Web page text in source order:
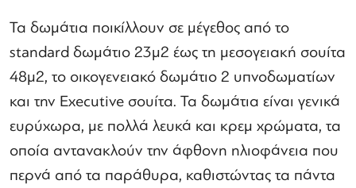
Τα δωμάτια ποικίλλουν σε μέγεθος από το
standard δωμάτιο 23μ2 έως τη μεσογειακή σουίτα
48μ2, το οικογενειακό δωμάτιο 2 υπνοδωματίων
και την Executive σουίτα. Τα δωμάτια είναι γενικά
ευρύχωρα, με πολλά λευκά και κρεμ χρώματα, τα
οποία αντανακλούν την άφθονη ηλιοφάνεια που
περνά από τα παράθυρα, καθιστώντας τα πάντα